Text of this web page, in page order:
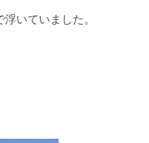
いていました。